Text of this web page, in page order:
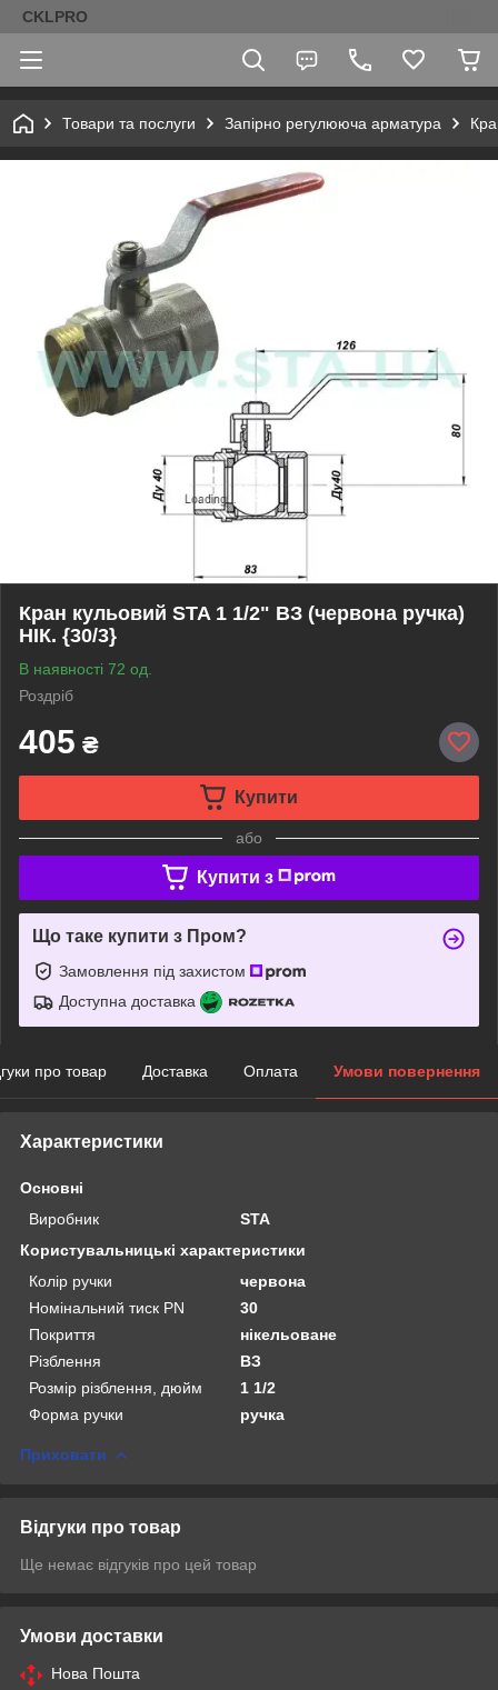
CKLPRO
Товари та послуги Запірно регулююча арматура
Кран кульовий STA 1 1/2" ВЗ (червона ручка)
НІК. {30/3}
В наявності 72 од.
Роздріб
405 ₴
Купити
або
Купити з
Що таке купити з Пром?
Замовлення під захистом
Доступна доставка
про товар Доставка Оплата Умови повернення
Характеристики
Основні
Виробник
STA
Користувальницькі характеристики
Колір ручки
червона
Номінальний тиск PN
30
Покриття
нікельоване
Рiзблення
BЗ
Розмiр рiзблення, дюйм
1 1/2
Форма ручки
ручка
Приховати
Відгуки про товар
Ще немає відгуків про цей товар
Умови доставки
Нова Пошта